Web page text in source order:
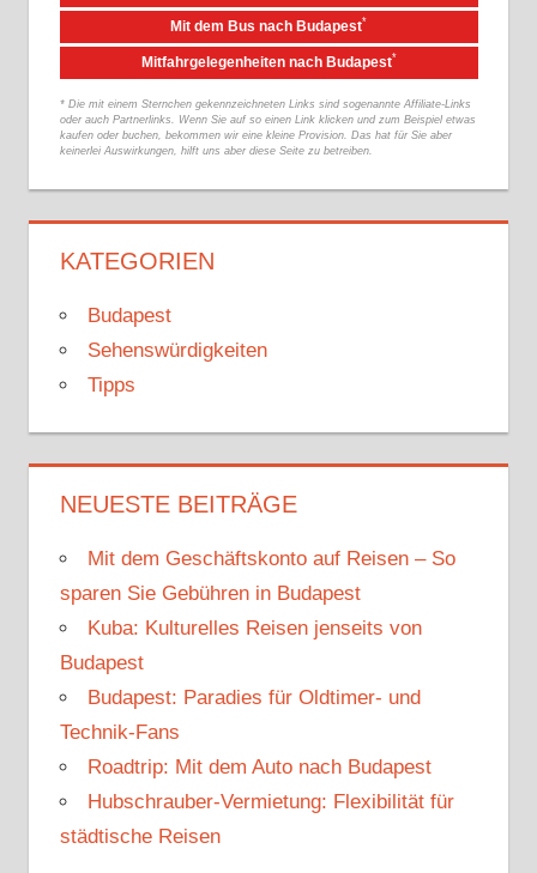
Mit dem Bus nach Budapest*
Mitfahrgelegenheiten nach Budapest*
* Die mit einem Sternchen gekennzeichneten Links sind sogenannte Affiliate-Links
oder auch Partnerlinks. Wenn Sie auf so einen Link klicken und zum Beispiel etwas
kaufen oder buchen, bekommen wir eine kleine Provision. Das hat für Sie aber
keinerlei Auswirkungen, hilft uns aber diese Seite zu betreiben.
KATEGORIEN
Budapest
Sehenswürdigkeiten
Tipps
NEUESTE BEITRÄGE
Mit dem Geschäftskonto auf Reisen – So
sparen Sie Gebühren in Budapest
Kuba: Kulturelles Reisen jenseits von
Budapest
Budapest: Paradies für Oldtimer- und
Technik-Fans
Roadtrip: Mit dem Auto nach Budapest
Hubschrauber-Vermietung: Flexibilität für
städtische Reisen